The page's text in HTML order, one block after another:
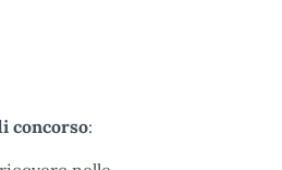
concorso: